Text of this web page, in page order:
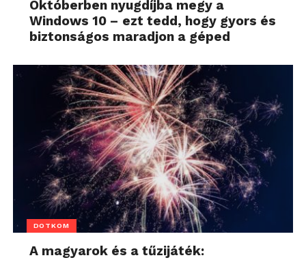
Októberben nyugdíjba megy a
Windows 10 – ezt tedd, hogy gyors és
biztonságos maradjon a géped
DOTKOM
A magyarok és a tűzijáték: